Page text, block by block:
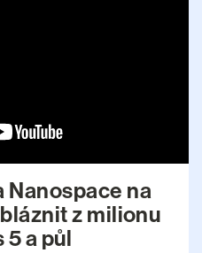
Nanospace na
z milionu
5 a půl